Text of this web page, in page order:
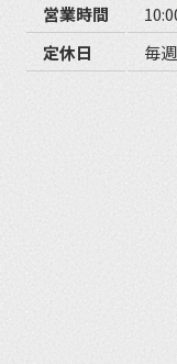
営業時間
定休日
毎